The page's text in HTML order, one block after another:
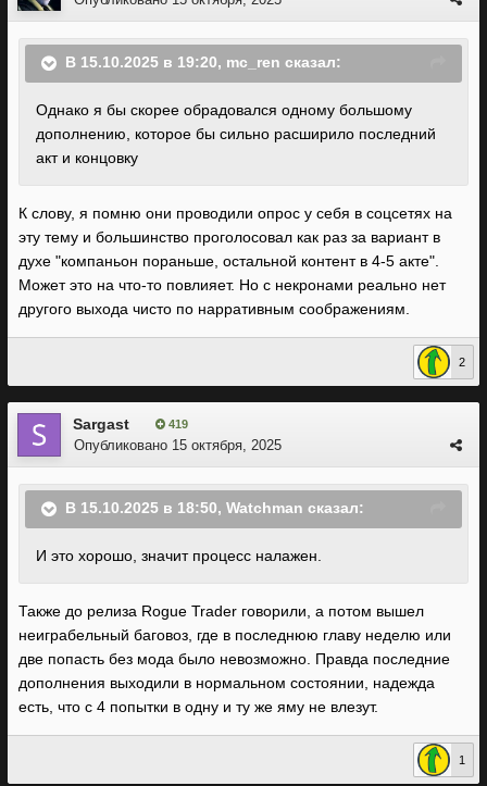
В 15.10.2025 в 19:20, mc_ren сказал:
Однако я бы скорее обрадовался одному большому
дополнению, которое бы сильно расширило последний
акт и концовку
К слову, я помню они проводили опрос у себя в соцсетях на
эту тему и большинство проголосовал как раз за вариант в
духе "компаньон пораньше, остальной контент в 4-5 акте".
Может это на что-то повлияет. Но с некронами реально нет
другого выхода чисто по нарративным соображениям.
2
Sargast 419
Опубликовано 15 октября, 2025
В 15.10.2025 в 18:50, Watchman сказал:
И это хорошо, значит процесс налажен.
Также до релиза Rоgue Trader говорили, а потом вышел
неиграбельный баговоз, где в последнюю главу неделю или
две попасть без мода было невозможно. Правда последние
дополнения выходили в нормальном состоянии, надежда
есть, что с 4 попытки в одну и ту же яму не влезут.
1